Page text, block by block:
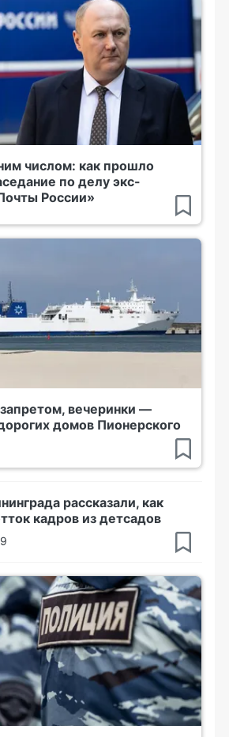
числом: как прошло
по делу экс-
России»
вечеринки —
домов Пионерского
рассказали, как
кадров из детсадов